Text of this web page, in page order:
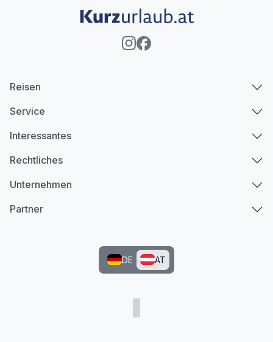
Reisen
Service
Interessantes
Rechtliches
Unternehmen
Partner
DE AT